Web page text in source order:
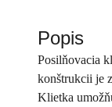
Popis
Posilňovacia
konštrukcii je
Klietka